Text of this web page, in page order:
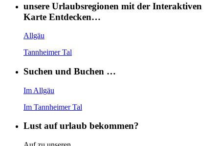
unsere Urlaubsregionen mit der Interaktiven
Karte Entdecken…
Allgäu
Tannheimer Tal
Suchen und Buchen …
Im Allgäu
Im Tannheimer Tal
Lust auf urlaub bekommen?